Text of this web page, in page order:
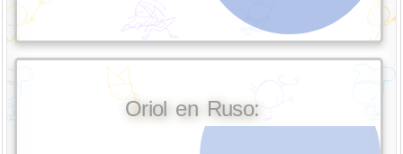
Oriol en Ruso: